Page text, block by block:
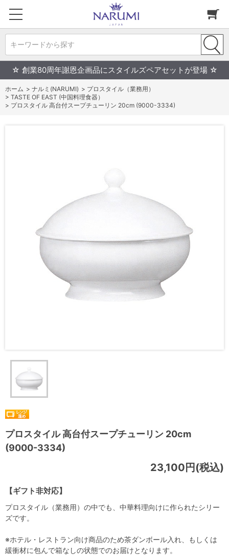
キーワードから探す
☆ 創業80周年謝恩企画品にスタイルズペアセットが登場 ☆
ホーム > ナルミ(NARUMI) > プロスタイル（業務用）
> TASTE OF EAST (中国料理食器）
> プロスタイル 高台付スープチューリン 20cm (9000-3334)
プロスタイル 高台付スープチューリン 20cm
(9000-3334)
【ギフト非対応】
23,100円(税込)
プロスタイル（業務用）の中でも、中華料理向けに作られたシリー
ズです。
※ホテル・レストラン向け商品のため茶ダンボール入れ、もしくは
緩衝材に包んで箱なしの状態でのお届けとなります。